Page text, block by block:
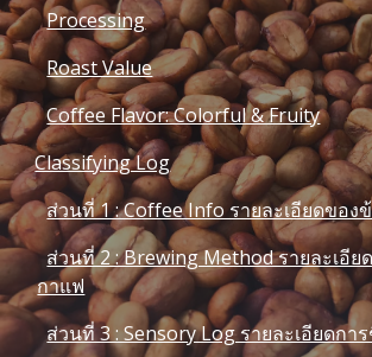
Processing
Roast Value
Coffee Flavor: Colorful & Fruity
Classifying Log
ส่วนที่ 1 : Coffee Info รายละเอียดขอ
ส่วนที่ 2 : Brewing Method รายละเอีย
กาแฟ
ส่วนที่ 3 : Sensory Log รายละเอียดกา